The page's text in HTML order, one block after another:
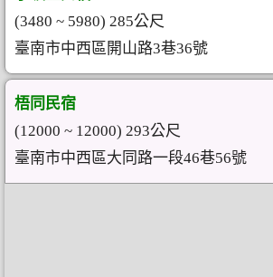
(3480 ~ 5980) 285公尺
臺南市中西區開山路3巷36號
梧同民宿
(12000 ~ 12000) 293公尺
臺南市中西區大同路一段46巷56號